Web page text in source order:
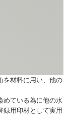
を材料に用い、他の
めている為に他の水
録用印材として実用